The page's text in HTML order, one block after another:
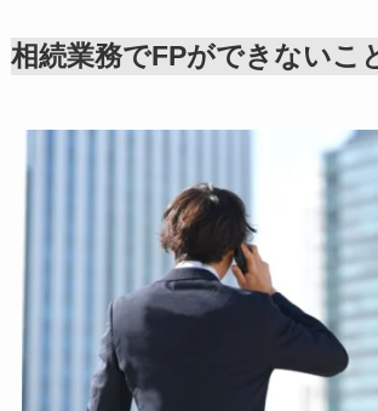
相続業務でFPができないこ